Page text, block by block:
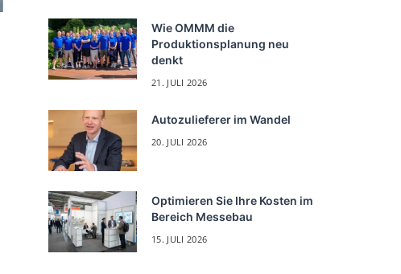
Wie OMMM die
Produktionsplanung neu
denkt
21. JULI 2026
Autozulieferer im Wandel
20. JULI 2026
Optimieren Sie Ihre Kosten im
Bereich Messebau
15. JULI 2026